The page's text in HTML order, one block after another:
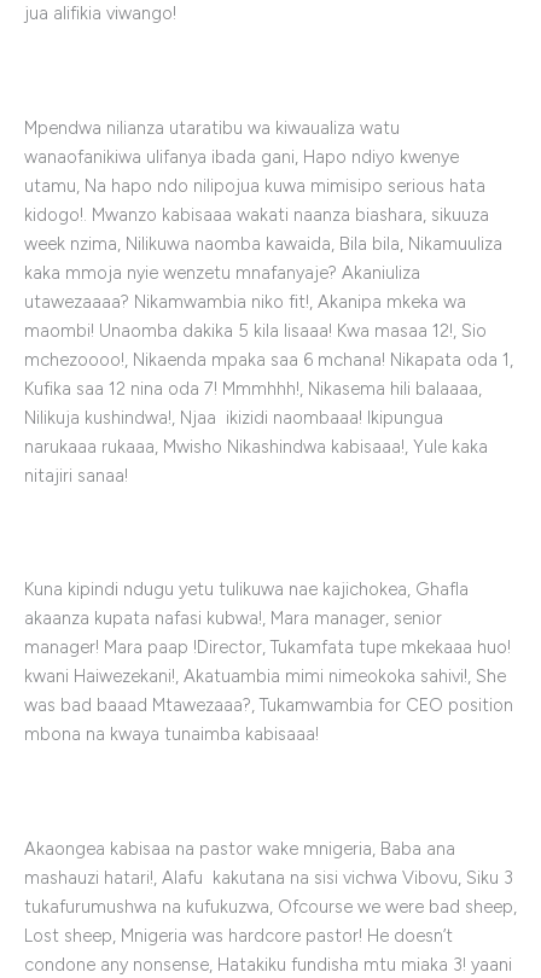
jua alifikia viwango!
Mpendwa nilianza utaratibu wa kiwaualiza watu
wanaofanikiwa ulifanya ibada gani, Hapo ndiyo kwenye
utamu, Na hapo ndo nilipojua kuwa mimisipo serious hata
kidogo!. Mwanzo kabisaaa wakati naanza biashara, sikuuza
week nzima, Nilikuwa naomba kawaida, Bila bila, Nikamuuliza
kaka mmoja nyie wenzetu mnafanyaje? Akaniuliza
utawezaaaa? Nikamwambia niko fit!, Akanipa mkeka wa
maombi! Unaomba dakika 5 kila lisaaa! Kwa masaa 12!, Sio
mchezoooo!, Nikaenda mpaka saa 6 mchana! Nikapata oda 1,
Kufika saa 12 nina oda 7! Mmmhhh!, Nikasema hili balaaaa,
Nilikuja kushindwa!, Njaa ikizidi naombaaa! Ikipungua
narukaaa rukaaa, Mwisho Nikashindwa kabisaaa!, Yule kaka
nitajiri sanaa!
Kuna kipindi ndugu yetu tulikuwa nae kajichokea, Ghafla
akaanza kupata nafasi kubwa!, Mara manager, senior
manager! Mara paap !Director, Tukamfata tupe mkekaaa huo!
kwani Haiwezekani!, Akatuambia mimi nimeokoka sahivi!, She
was bad baaad Mtawezaaa?, Tukamwambia for CEO position
mbona na kwaya tunaimba kabisaaa!
Akaongea kabisaa na pastor wake mnigeria, Baba ana
mashauzi hatari!, Alafu kakutana na sisi vichwa Vibovu, Siku 3
tukafurumushwa na kufukuzwa, Ofcourse we were bad sheep,
Lost sheep, Mnigeria was hardcore pastor! He doesn’t
condone any nonsense, Hatakiku fundisha mtu miaka 3! yaani